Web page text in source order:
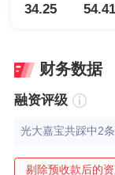
34.25 54.41
财务数据
融资评级
光大嘉宝共踩中2
剔除预收款后的